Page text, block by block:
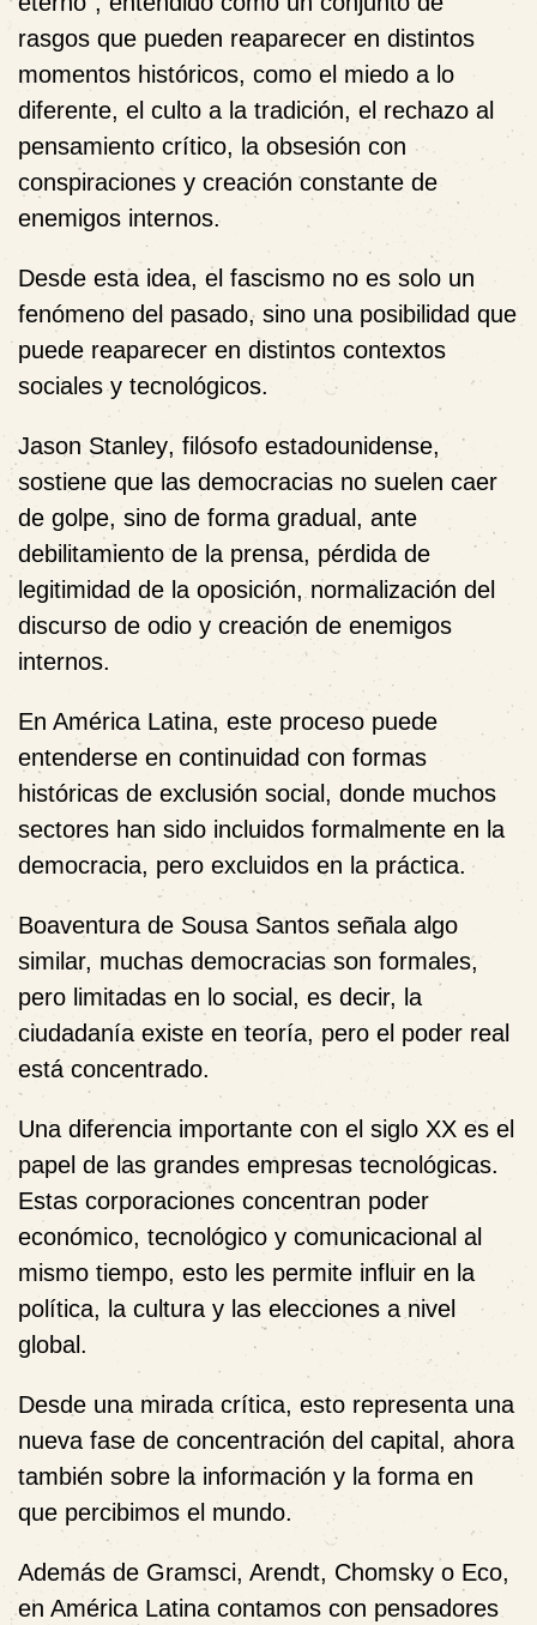
rasgos que pueden reaparecer en distintos
momentos históricos, como el miedo a lo
diferente, el culto a la tradición, el rechazo al
pensamiento crítico, la obsesión con
conspiraciones y creación constante de
enemigos internos.
Desde esta idea, el fascismo no es solo un
fenómeno del pasado, sino una posibilidad que
puede reaparecer en distintos contextos
sociales y tecnológicos.
Jason Stanley, filósofo estadounidense,
sostiene que las democracias no suelen caer
de golpe, sino de forma gradual, ante
debilitamiento de la prensa, pérdida de
legitimidad de la oposición, normalización del
discurso de odio y creación de enemigos
internos.
En América Latina, este proceso puede
entenderse en continuidad con formas
históricas de exclusión social, donde muchos
sectores han sido incluidos formalmente en la
democracia, pero excluidos en la práctica.
Boaventura de Sousa Santos señala algo
similar, muchas democracias son formales,
pero limitadas en lo social, es decir, la
ciudadanía existe en teoría, pero el poder real
está concentrado.
Una diferencia importante con el siglo XX es el
papel de las grandes empresas tecnológicas.
Estas corporaciones concentran poder
económico, tecnológico y comunicacional al
mismo tiempo, esto les permite influir en la
política, la cultura y las elecciones a nivel
global.
Desde una mirada crítica, esto representa una
nueva fase de concentración del capital, ahora
también sobre la información y la forma en
que percibimos el mundo.
Además de Gramsci, Arendt, Chomsky o Eco,
en América Latina contamos con pensadores